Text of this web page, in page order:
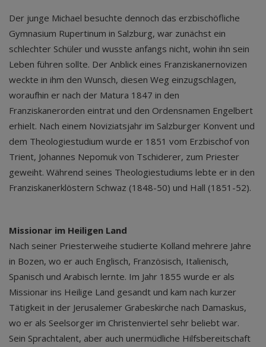
Der junge Michael besuchte dennoch das erzbischöfliche
Gymnasium Rupertinum in Salzburg, war zunächst ein
schlechter Schüler und wusste anfangs nicht, wohin ihn sein
Leben führen sollte. Der Anblick eines Franziskanernovizen
weckte in ihm den Wunsch, diesen Weg einzugschlagen,
woraufhin er nach der Matura 1847 in den
Franziskanerorden eintrat und den Ordensnamen Engelbert
erhielt. Nach einem Noviziatsjahr im Salzburger Konvent und
dem Theologiestudium wurde er 1851 vom Erzbischof von
Trient, Johannes Nepomuk von Tschiderer, zum Priester
geweiht. Während seines Theologiestudiums lebte er in den
Franziskanerklöstern Schwaz (1848-50) und Hall (1851-52).
Missionar im Heiligen Land
Nach seiner Priesterweihe studierte Kolland mehrere Jahre
in Bozen, wo er auch Englisch, Französisch, Italienisch,
Spanisch und Arabisch lernte. Im Jahr 1855 wurde er als
Missionar ins Heilige Land gesandt und kam nach kurzer
Tätigkeit in der Jerusalemer Grabeskirche nach Damaskus,
wo er als Seelsorger im Christenviertel sehr beliebt war.
Sein Sprachtalent, aber auch unermüdliche Hilfsbereitschaft